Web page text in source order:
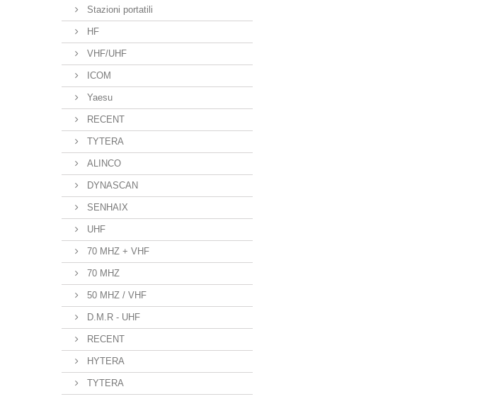
Stazioni portatili
HF
VHF/UHF
ICOM
Yaesu
RECENT
TYTERA
ALINCO
DYNASCAN
SENHAIX
UHF
70 MHZ + VHF
70 MHZ
50 MHZ / VHF
D.M.R - UHF
RECENT
HYTERA
TYTERA